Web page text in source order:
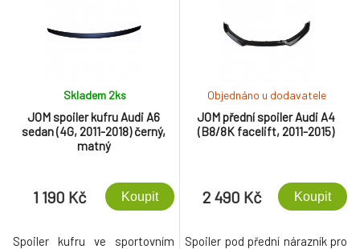
JOM spoiler kufru Audi A6
sedan (4G, 2011-2018) černý,
matný
Skladem 2ks
1 190 Kč Koupit
Spoiler kufru ve sportovním
JOM přední spoiler Audi A4
(B8/8K facelift, 2011-2015)
Objednáno u dodavatele
2 490 Kč Koupit
Spoiler pod přední nárazník pro